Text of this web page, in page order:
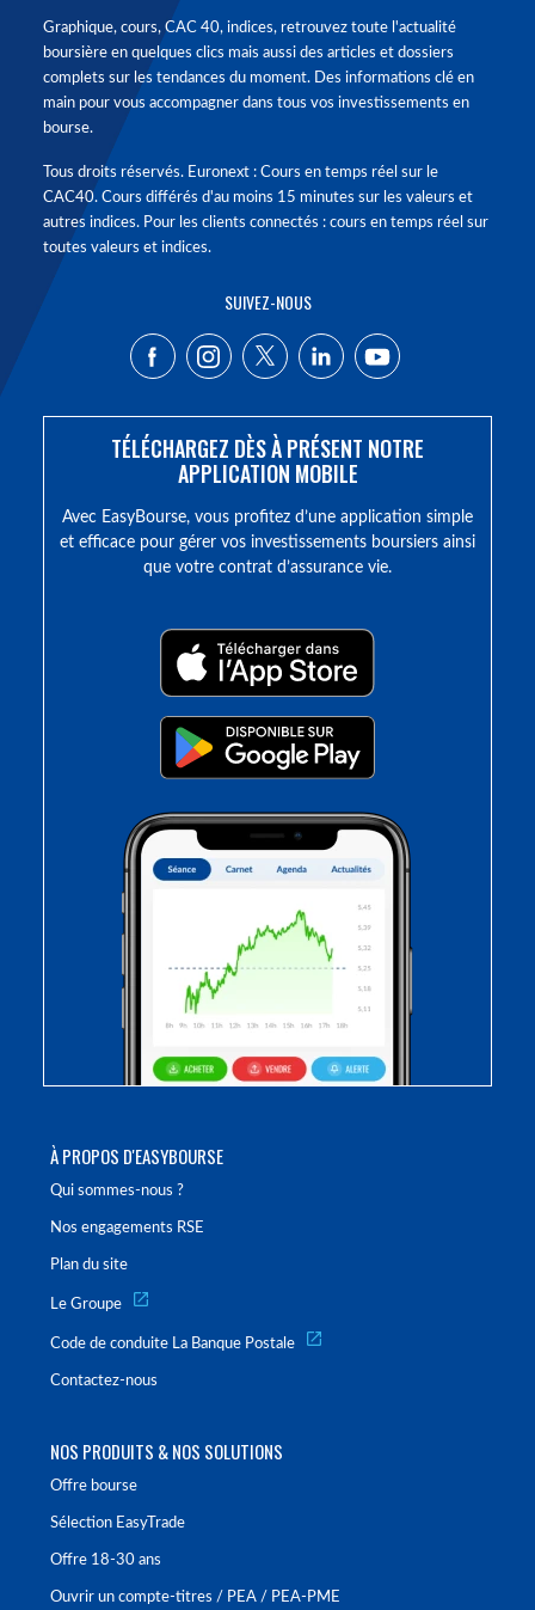
À PROPOS D'EASYBOURSE
Qui sommes-nous ?
Nos engagements RSE
Plan du site
Le Groupe
Code de conduite La Banque Postale
Contactez-nous
NOS PRODUITS & NOS SOLUTIONS
Offre bourse
Sélection EasyTrade
Offre 18-30 ans
Ouvrir un compte-titres / PEA / PEA-PME
Graphique, cours, CAC 40, indices, retrouvez toute l'actualité
boursière en quelques clics mais aussi des articles et dossiers
complets sur les tendances du moment. Des informations clé en
main pour vous accompagner dans tous vos investissements en
bourse.
Tous droits réservés. Euronext : Cours en temps réel sur le
CAC40. Cours différés d'au moins 15 minutes sur les valeurs et
autres indices. Pour les clients connectés : cours en temps réel sur
toutes valeurs et indices.
SUIVEZ-NOUS
TÉLÉCHARGEZ DÈS À PRÉSENT NOTRE
APPLICATION MOBILE
Avec EasyBourse, vous profitez d’une application simple
et efficace pour gérer vos investissements boursiers ainsi
que votre contrat d’assurance vie.